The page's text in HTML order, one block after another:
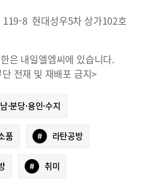
119-8 현대성우5차 상가102호
은 내일엘엠씨에 있습니다.
전재 및 재배포 금지>
·분당·용인·수지
품 # 라탄공방
# 취미